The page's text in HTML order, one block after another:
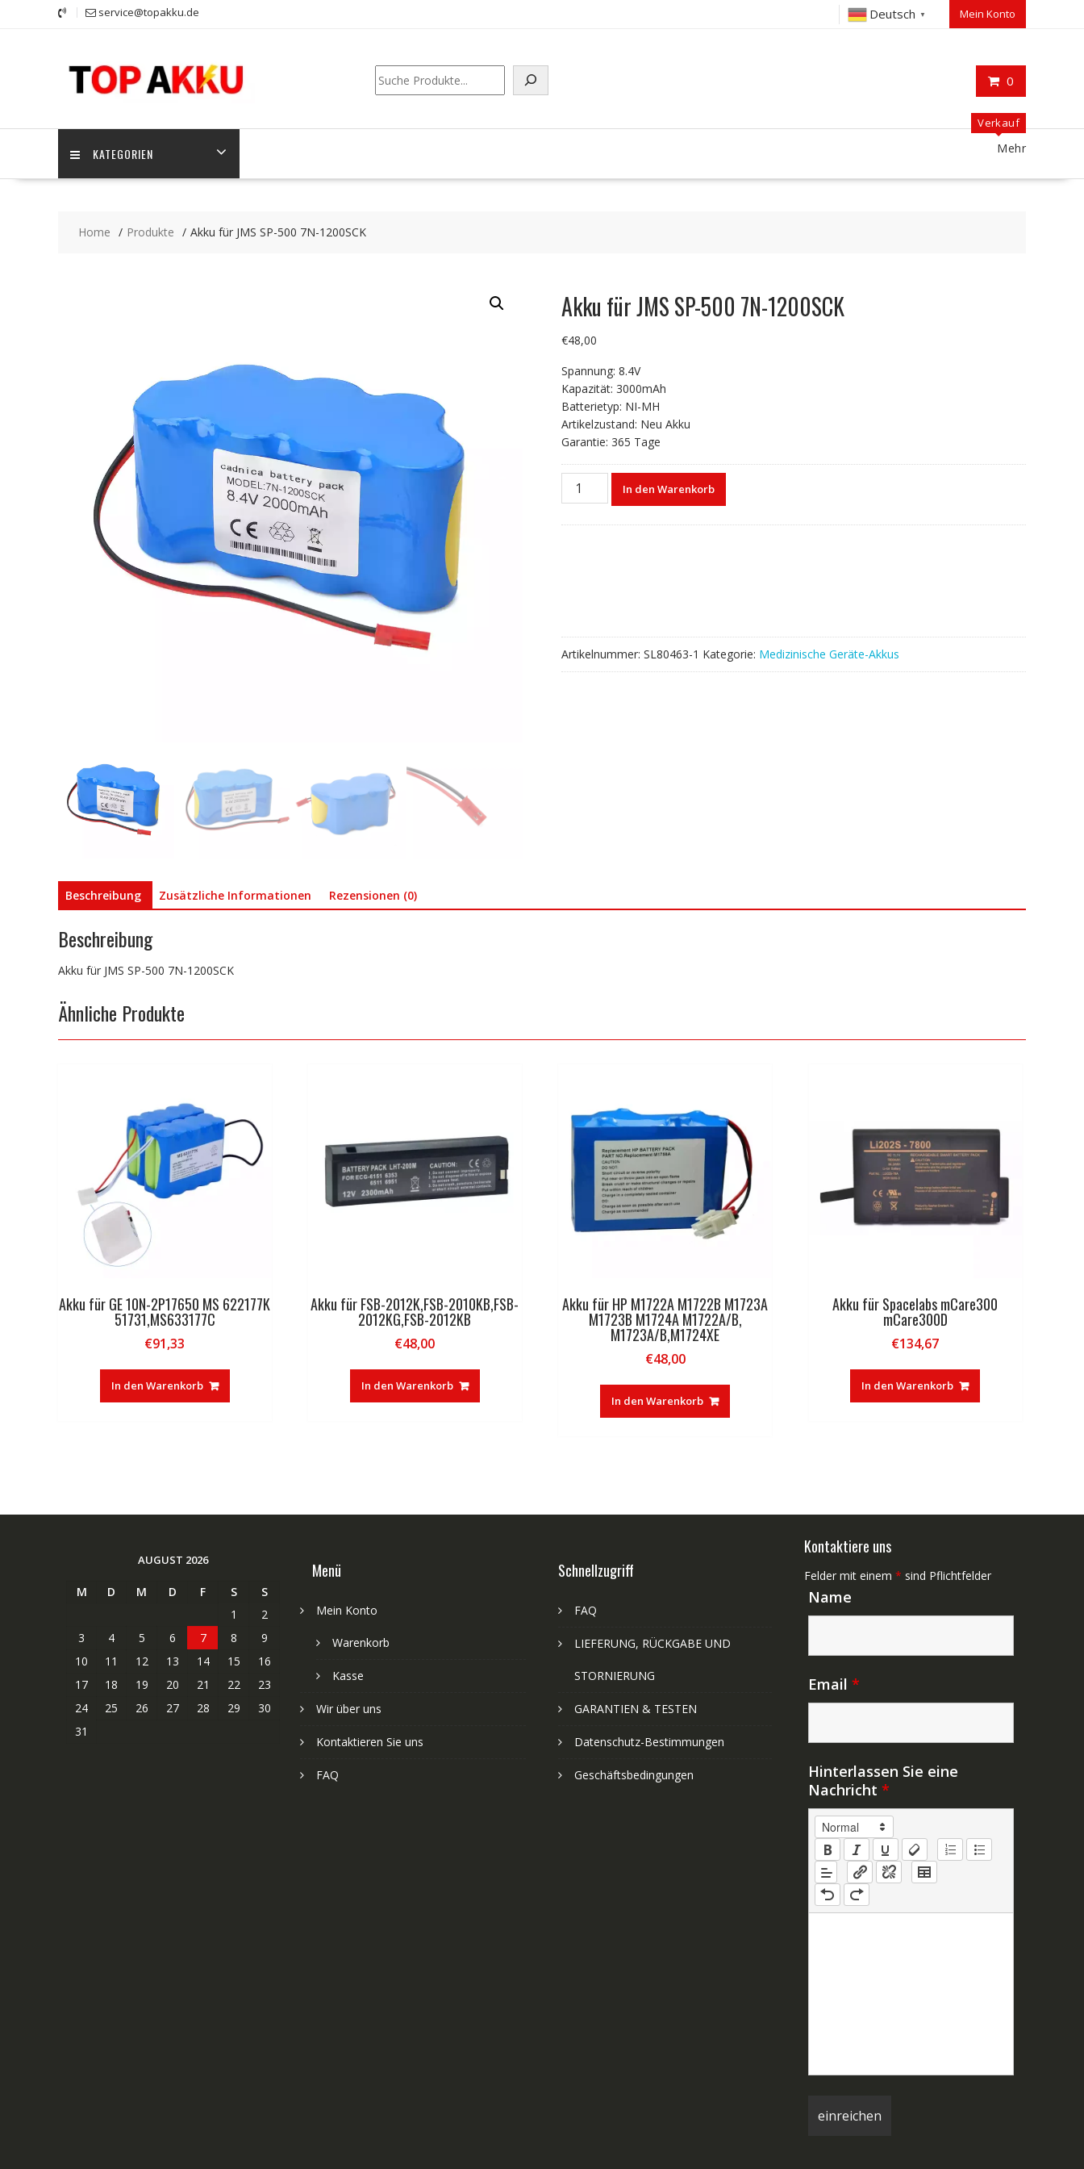
service@topakku.de Deutsch ▼ Mein Konto
0
Suchen
KATEGORIEN
Verkauf
Mehr
Home Produkte Akku für JMS SP-500 7N-1200SCK
Akku für JMS SP-500 7N-1200SCK
€48,00
Spannung: 8.4V
Kapazität: 3000mAh
Batterietyp: NI-MH
Artikelzustand: Neu Akku
Garantie: 365 Tage
Akku
In den Warenkorb
Artikelnummer: SL80463-1 Kategorie: Medizinische Geräte-Akkus
Beschreibung Zusätzliche Informationen Rezensionen (0)
Beschreibung
Akku für JMS SP-500 7N-1200SCK
Ähnliche Produkte
Akku für GE 10N-2P17650 MS 622177K
51731,MS633177C
€91,33
In den Warenkorb
Akku für FSB-2012K,FSB-2010KB,FSB-
2012KG,FSB-2012KB
€48,00
In den Warenkorb
Akku für HP M1722A M1722B M1723A
M1723B M1724A M1722A/B,
M1723A/B,M1724XE
€48,00
In den Warenkorb
Akku für Spacelabs mCare300
mCare300D
€134,67
In den Warenkorb
AUGUST 2026
M D M D F S
S
1
2
3
4 5 6 7 8
9
10
11 12 13 14 15
16
17
18 19 20 21 22
23
24
25 26 27 28 29
30
31
Menü
Mein Konto
Warenkorb
Kasse
Wir über uns
Kontaktieren Sie uns
FAQ
Schnellzugriff
FAQ
LIEFERUNG, RÜCKGABE UND
STORNIERUNG
GARANTIEN & TESTEN
Datenschutz-Bestimmungen
Geschäftsbedingungen
Kontaktiere uns
Felder mit einem * sind Pflichtfelder
Name
Email *
Hinterlassen Sie eine
Nachricht *